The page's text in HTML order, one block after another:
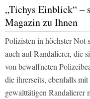
„Tichys Einblick“ –
Magazin zu Ihnen
Polizisten in höchster Not
auch auf Randalierer, die
von bewaffneten
die ihrerseits, ebenfalls
gewalttätigen Randalierer